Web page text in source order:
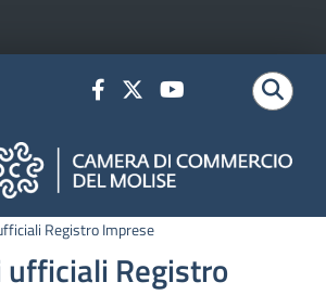
DI COMMERCIO D'ITALIA
Registro Imprese
Registro